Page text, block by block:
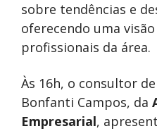
sobre tendências e
oferecendo uma
profissionais da área.
Às 16h, o consultor
Bonfanti Campos, da
Empresarial,